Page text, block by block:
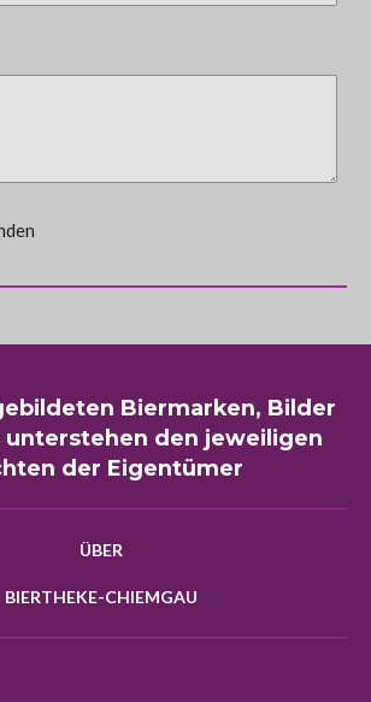
Biermarken, Bilder
unterstehen den jeweiligen
der Eigentümer
ÜBER
BIERTHEKE-CHIEMGAU